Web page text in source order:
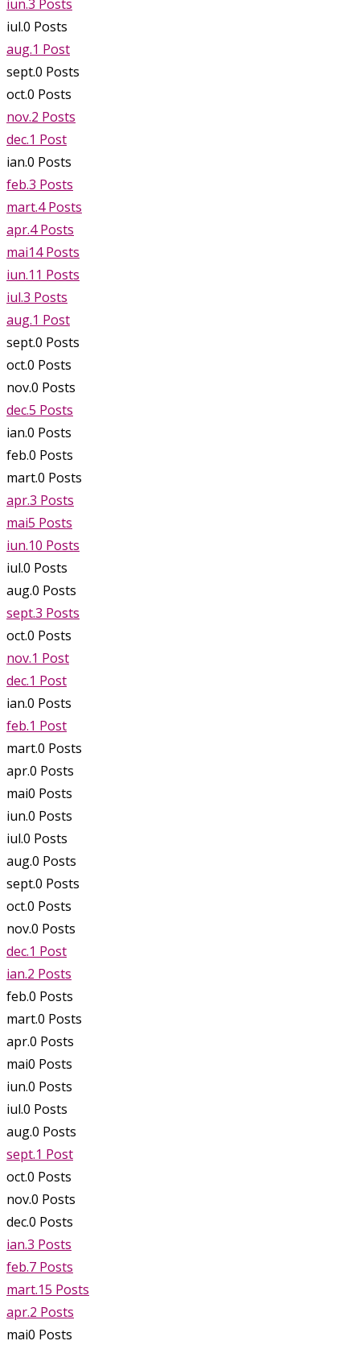
iun.3 Posts
iul.0 Posts
aug.1 Post
sept.0 Posts
oct.0 Posts
nov.2 Posts
dec.1 Post
ian.0 Posts
feb.3 Posts
mart.4 Posts
apr.4 Posts
mai14 Posts
iun.11 Posts
iul.3 Posts
aug.1 Post
sept.0 Posts
oct.0 Posts
nov.0 Posts
dec.5 Posts
ian.0 Posts
feb.0 Posts
mart.0 Posts
apr.3 Posts
mai5 Posts
iun.10 Posts
iul.0 Posts
aug.0 Posts
sept.3 Posts
oct.0 Posts
nov.1 Post
dec.1 Post
ian.0 Posts
feb.1 Post
mart.0 Posts
apr.0 Posts
mai0 Posts
iun.0 Posts
iul.0 Posts
aug.0 Posts
sept.0 Posts
oct.0 Posts
nov.0 Posts
dec.1 Post
ian.2 Posts
feb.0 Posts
mart.0 Posts
apr.0 Posts
mai0 Posts
iun.0 Posts
iul.0 Posts
aug.0 Posts
sept.1 Post
oct.0 Posts
nov.0 Posts
dec.0 Posts
ian.3 Posts
feb.7 Posts
mart.15 Posts
apr.2 Posts
mai0 Posts